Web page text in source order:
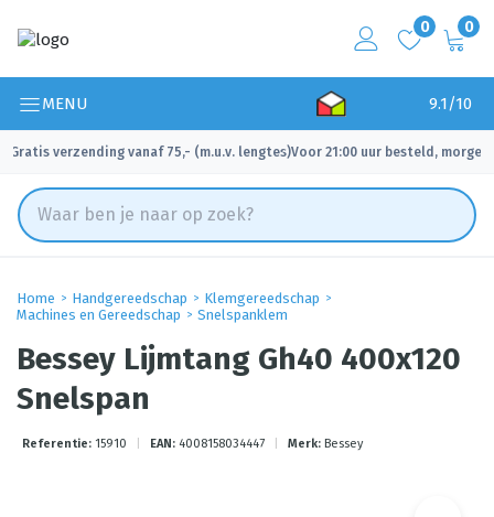
0 0
MENU 9.1/10
Gratis verzending vanaf 75,- (m.u.v. lengtes)
✓ Voor 21:00 uur besteld, morgen
Home Handgereedschap
Klemgereedschap
Machines en Gereedschap
Snelspanklem
Bessey Lijmtang Gh40 400x120
Snelspan
Referentie: 15910 EAN: 4008158034447 Merk: Bessey